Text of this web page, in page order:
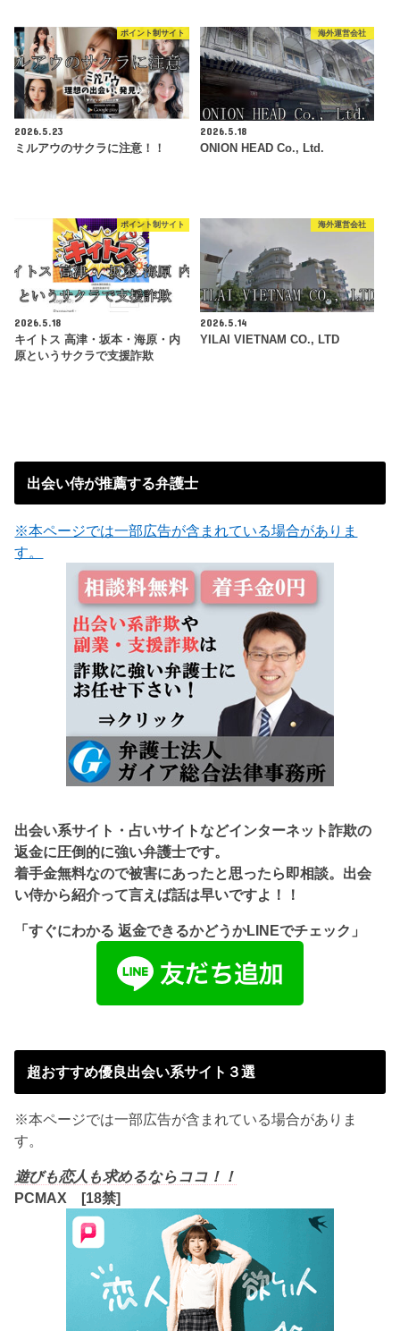
ポイント制サイト
2026.5.23
ミルアウのサクラに注意！！
海外運営会社
2026.5.18
ONION HEAD Co., Ltd.
ポイント制サイト
2026.5.18
キイトス 高津・坂本・海原・内
原というサクラで支援詐欺
海外運営会社
2026.5.14
YILAI VIETNAM CO., LTD
出会い侍が推薦する弁護士
※本ページでは一部広告が含まれている場合がありま
す。
出会い系サイト・占いサイトなどインターネット詐欺の
返金に圧倒的に強い弁護士です。
着手金無料なので被害にあったと思ったら即相談。出会
い侍から紹介って言えば話は早いですよ！！
「すぐにわかる 返金できるかどうかLINEでチェック」
超おすすめ優良出会い系サイト３選
※本ページでは一部広告が含まれている場合がありま
す。
遊びも恋人も求めるならココ！！
PCMAX [18禁]